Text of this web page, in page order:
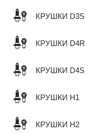
КРУШКИ D3S
КРУШКИ D4R
КРУШКИ D4S
КРУШКИ H1
КРУШКИ H2